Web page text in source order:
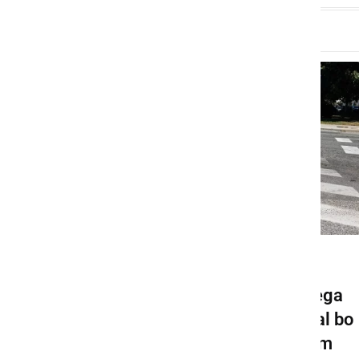
Pričela se bo gradnja novega
krožišča v Ljutomeru, veljal bo
spremenjen prometni režim